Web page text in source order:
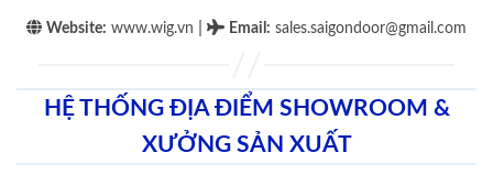
Website: www.wig.vn Email : sales.saigondoor@gmail.com
HỆ THỐNG ĐỊA ĐIỂM SHOWROOM &
XƯỞNG SẢN XUẤT